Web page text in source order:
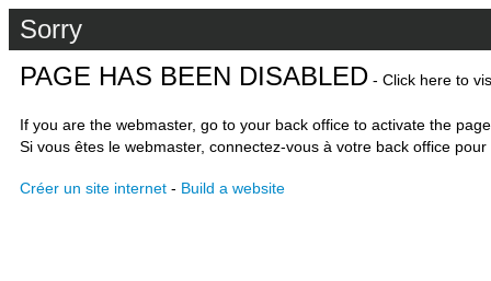
Sorry
PAGE HAS BEEN DISABLED - Click here to
If you are the webmaster, go to your back office to activate the
Si vous êtes le webmaster, connectez-vous à votre back office
Créer un site internet - Build a website